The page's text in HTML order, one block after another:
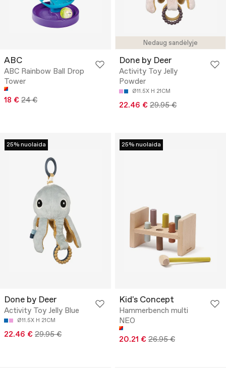
ABC
ABC Rainbow Ball Drop
Tower
18 € 24 €
Nedaug sandėlyje
Done by Deer
Activity Toy Jelly
Powder
Ø11.5X H 21CM
22.46 € 29.95 €
25% nuolaida
Done by Deer
Activity Toy Jelly Blue
Ø11.5X H 21CM
22.46 € 29.95 €
25% nuolaida
Kid's Concept
Hammerbench multi
NEO
20.21 € 26.95 €